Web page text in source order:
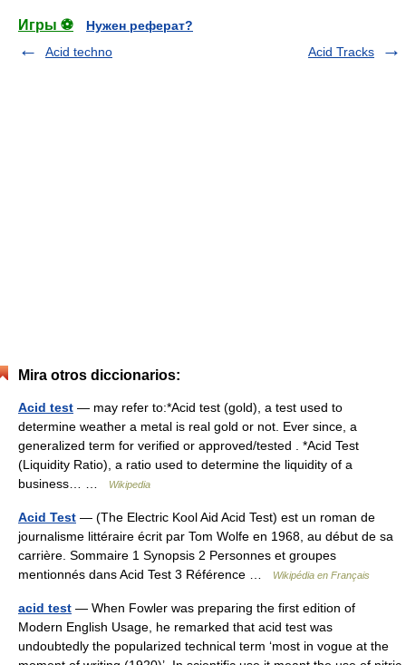
Игры ⚽
Нужен реферат?
Acid techno
Acid Tracks
Mira otros diccionarios:
Acid test — may refer to:*Acid test (gold), a test used to
determine weather a metal is real gold or not. Ever since, a
generalized term for verified or approved/tested . *Acid Test
(Liquidity Ratio), a ratio used to determine the liquidity of a
business… …
Wikipedia
Acid Test — (The Electric Kool Aid Acid Test) est un roman de
journalisme littéraire écrit par Tom Wolfe en 1968, au début de sa
carrière. Sommaire 1 Synopsis 2 Personnes et groupes
mentionnés dans Acid Test 3 Référence …
Wikipédia en Français
acid test — When Fowler was preparing the first edition of
Modern English Usage, he remarked that acid test was
undoubtedly the popularized technical term ‘most in vogue at the